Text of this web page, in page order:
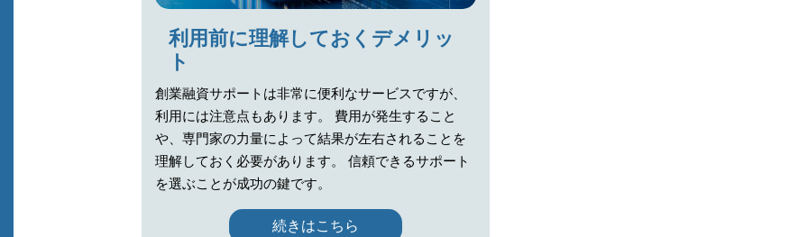
利用前に理解しておくデメリッ
ト
創業融資サポートは非常に便利なサービスですが、
利用には注意点もあります。 費用が発生すること
や、専門家の力量によって結果が左右されることを
理解しておく必要があります。 信頼できるサポート
を選ぶことが成功の鍵です。
続きはこちら